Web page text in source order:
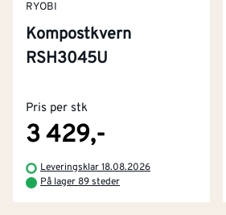
RYOBI
Kompostkvern
RSH3045U
Pris per stk
3 429,-
Leveringsklar 18.08.2026
På lager 89 steder
Kjøpsbetingelser
Tjenester
Montér Klubb
Byggevarehus og åpningstider
Prismatch